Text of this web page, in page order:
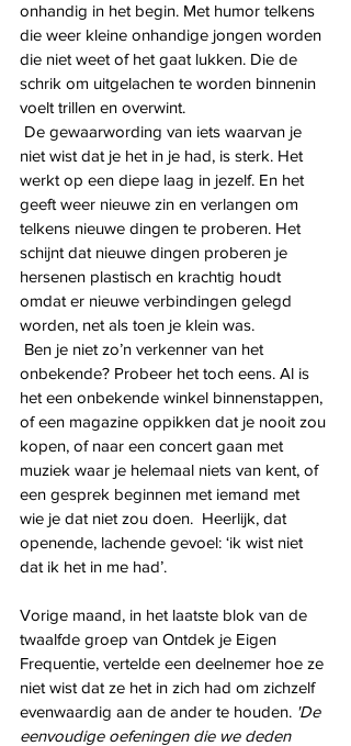
onhandig in het begin. Met humor telkens
die weer kleine onhandige jongen worden
die niet weet of het gaat lukken. Die de
schrik om uitgelachen te worden binnenin
voelt trillen en overwint.
niet wist dat je het in je had, is sterk. Het
werkt op een diepe laag in jezelf. En het
geeft weer nieuwe zin en verlangen om
telkens nieuwe dingen te proberen. Het
schijnt dat nieuwe dingen proberen je
hersenen plastisch en krachtig houdt
omdat er nieuwe verbindingen gelegd
worden, net als toen je klein was.
onbekende? Probeer het toch eens. Al is
het een onbekende winkel binnenstappen,
of een magazine oppikken dat je nooit zou
kopen, of naar een concert gaan met
muziek waar je helemaal niets van kent, of
een gesprek beginnen met iemand met
wie je dat niet zou doen.  Heerlijk, dat
openende, lachende gevoel: ‘ik wist niet
dat ik het in me had’.
Vorige maand, in het laatste blok van de
twaalfde groep van Ontdek je Eigen
Frequentie, vertelde een deelnemer hoe ze
niet wist dat ze het in zich had om zichzelf
evenwaardig aan de ander te houden. 'De
eenvoudige oefeningen die we deden